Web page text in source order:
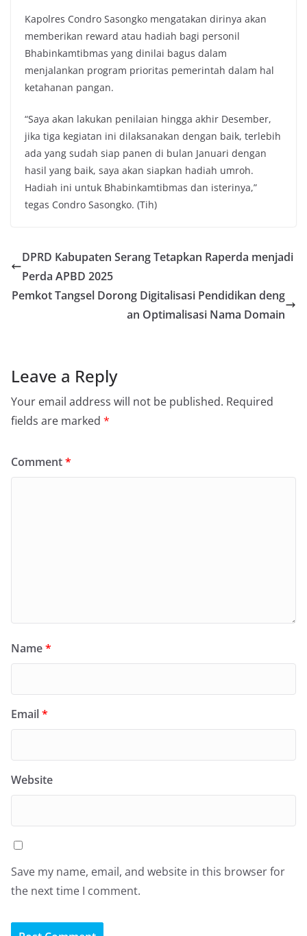
Kapolres Condro Sasongko mengatakan dirinya akan
memberikan reward atau hadiah bagi personil
Bhabinkamtibmas yang dinilai bagus dalam
menjalankan program prioritas pemerintah dalam hal
ketahanan pangan.
“Saya akan lakukan penilaian hingga akhir Desember,
jika tiga kegiatan ini dilaksanakan dengan baik, terlebih
ada yang sudah siap panen di bulan Januari dengan
hasil yang baik, saya akan siapkan hadiah umroh.
Hadiah ini untuk Bhabinkamtibmas dan isterinya,”
tegas Condro Sasongko. (Tih)
DPRD Kabupaten Serang Tetapkan Raperda menjadi
Perda APBD 2025
Pemkot Tangsel Dorong Digitalisasi Pendidikan deng
an Optimalisasi Nama Domain
Leave a Reply
Your email address will not be published. Required
fields are marked *
Comment*
Name*
Email*
Website
Save my name, email, and website in this browser for
the next time I comment.